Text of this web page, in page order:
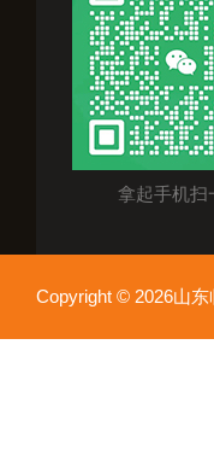
拿起手机扫
Copyright © 2026山